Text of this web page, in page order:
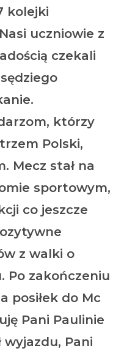
kolejki
uczniowie z
czekali
którzy
Polski,
Mecz stał na
sportowym,
co jeszcze
z walki o
Po zakończeniu
posiłek do Mc
Pani Paulinie
wyjazdu, Pani